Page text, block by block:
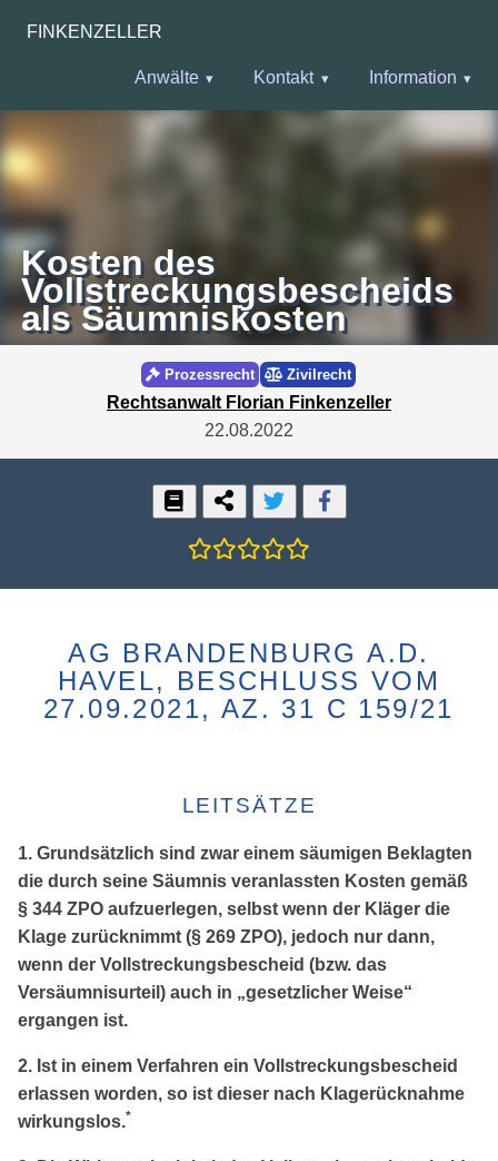
FINKENZELLER
Anwälte Kontakt Information
Kosten des
Vollstreckungsbescheids
als Säumniskosten
Prozessrecht Zivilrecht
Rechtsanwalt Florian Finkenzeller
22.08.2022
AG BRANDENBURG A.D.
HAVEL, BESCHLUSS VOM
27.09.2021, AZ. 31 C 159/21
LEITSÄTZE
1. Grundsätzlich sind zwar einem säumigen Beklagten
die durch seine Säumnis veranlassten Kosten gemäß
§ 344 ZPO aufzuerlegen, selbst wenn der Kläger die
Klage zurücknimmt (§ 269 ZPO), jedoch nur dann,
wenn der Vollstreckungsbescheid (bzw. das
Versäumnisurteil) auch in „gesetzlicher Weise“
ergangen ist.
2. Ist in einem Verfahren ein Vollstreckungsbescheid
erlassen worden, so ist dieser nach Klagerücknahme
wirkungslos.*